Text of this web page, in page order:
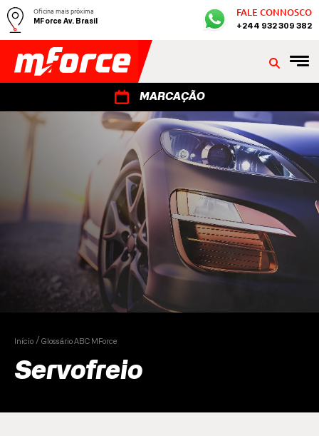
Oficina mais próxima
MForce Av. Brasil
FALE CONNOSCO
+244 932 309 382
MARCAÇÃO
Início Glossário ABC MForce
Servofreio